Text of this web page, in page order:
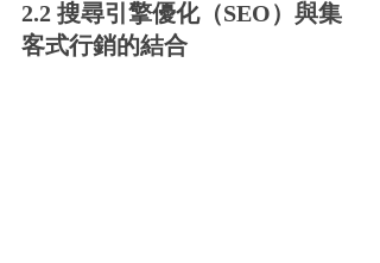
2.2 搜尋引擎優化（SEO）與集
客式行銷的結合